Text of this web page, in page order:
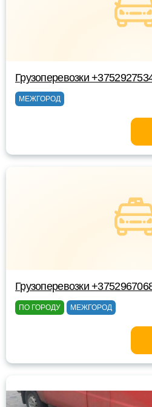
Грузоперевозки
МЕЖГОРОД
Грузоперевозки
ПО ГОРОДУ МЕЖГОРОД